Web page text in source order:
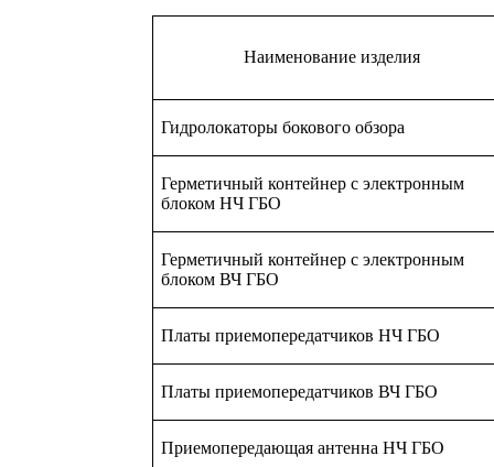
Наименование изделия
Гидролокаторы бокового обзора
Герметичный контейнер с электронным
блоком НЧ ГБО
Герметичный контейнер с электронным
блоком ВЧ ГБО
Платы приемопередатчиков НЧ ГБО
Платы приемопередатчиков ВЧ ГБО
Приемопередающая антенна НЧ ГБО